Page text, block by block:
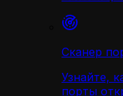
Сканер
Узнайте,
порты